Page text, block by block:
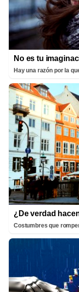
No es tu
Hay una razón por la
¿De verdad
Costumbres que